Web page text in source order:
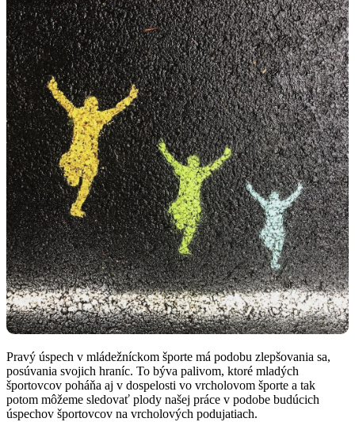
Pravý úspech v mládežníckom športe má podobu zlepšovania sa,
posúvania svojich hraníc. To býva palivom, ktoré mladých
športovcov poháňa aj v dospelosti vo vrcholovom športe a tak
potom môžeme sledovať plody našej práce v podobe budúcich
úspechov športovcov na vrcholových podujatiach.